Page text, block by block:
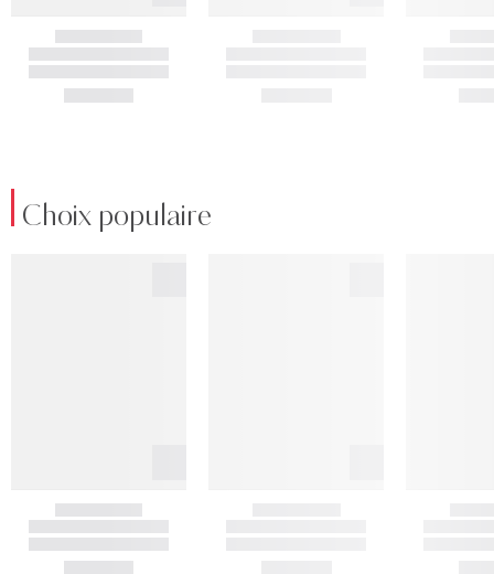
Choix populaire